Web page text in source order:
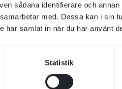
sådana identifierare och
med. Dessa kan i sin
har samlat in när du har använt
Statistik
mat i en unik miljö – med bästa